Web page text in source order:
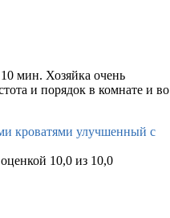
мин. Хозяйка очень
и порядок в комнате и во
кроватями улучшенный с
10,0 из 10,0